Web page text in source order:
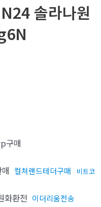
솔라나원
구매
컬쳐랜드테더구매
비트코
화환전 이더리움전송